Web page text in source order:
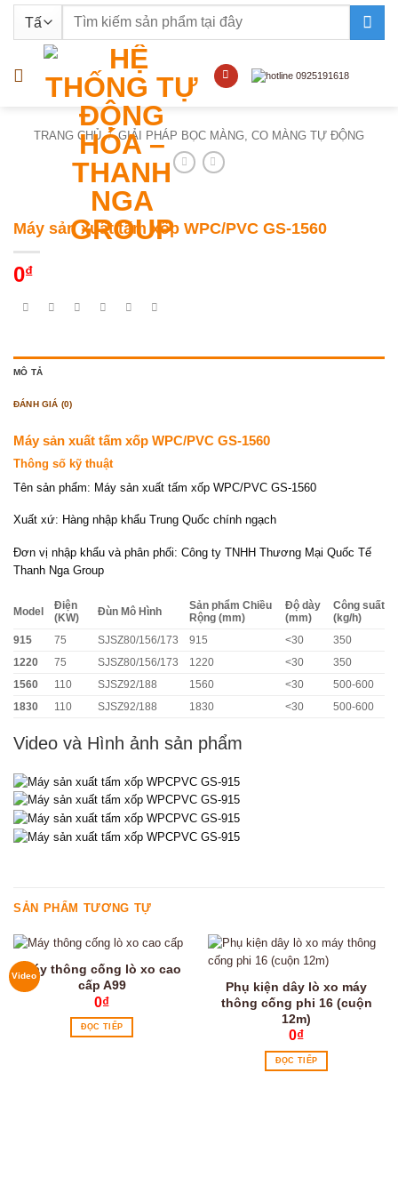
nội
Tìm
TRANG CHỦ / GIẢI PHÁP BỌC MÀNG, CO MÀNG TỰ ĐỘNG
Máy sản xuất tấm xốp WPC/PVC GS-1560
0₫
MÔ TẢ
ĐÁNH GIÁ (0)
Máy sản xuất tấm xốp WPC/PVC GS-1560
Thông số kỹ thuật
Tên sản phẩm: Máy sản xuất tấm xốp WPC/PVC GS-1560
Xuất xứ: Hàng nhập khẩu Trung Quốc chính ngạch
Đơn vị nhập khẩu và phân phối: Công ty TNHH Thương Mại Quốc Tế
Thanh Nga Group
Model
Điện
(KW)
Đùn Mô Hình
Sản phẩm Chiều
Rộng (mm)
Độ dày
(mm)
Công suất
(kg/h)
915 75 SJSZ80/156/173 915 <30 350
1220 75 SJSZ80/156/173 1220 <30 350
1560 110 SJSZ92/188 1560 <30 500-600
1830 110 SJSZ92/188 1830 <30 500-600
Video và Hình ảnh sản phẩm
SẢN PHẨM TƯƠNG TỰ
VideoMáy thông cống lò xo cao
cấp A99
0₫
ĐỌC TIẾP
Phụ kiện dây lò xo máy
thông cống phi 16 (cuộn
12m)
0₫
ĐỌC TIẾP